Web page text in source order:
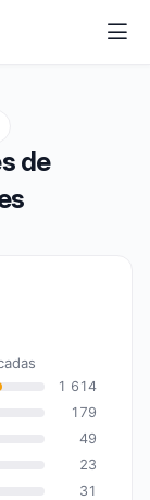
de
9,5
1 614
179
49
23
31